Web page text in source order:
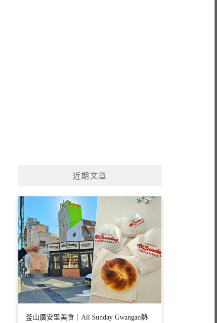
近期文章
釜山廣安里美食｜All Sunday Gwangan熱